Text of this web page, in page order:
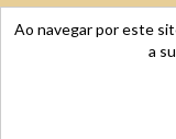
Ao navegar por este
a